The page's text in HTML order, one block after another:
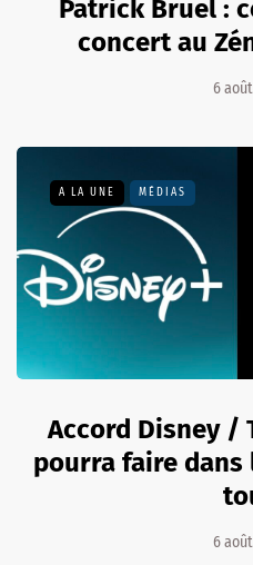
Patrick Bruel :
concert au
6
A LA UNE MÉDIAS
Accord Disney /
pourra faire dans
6